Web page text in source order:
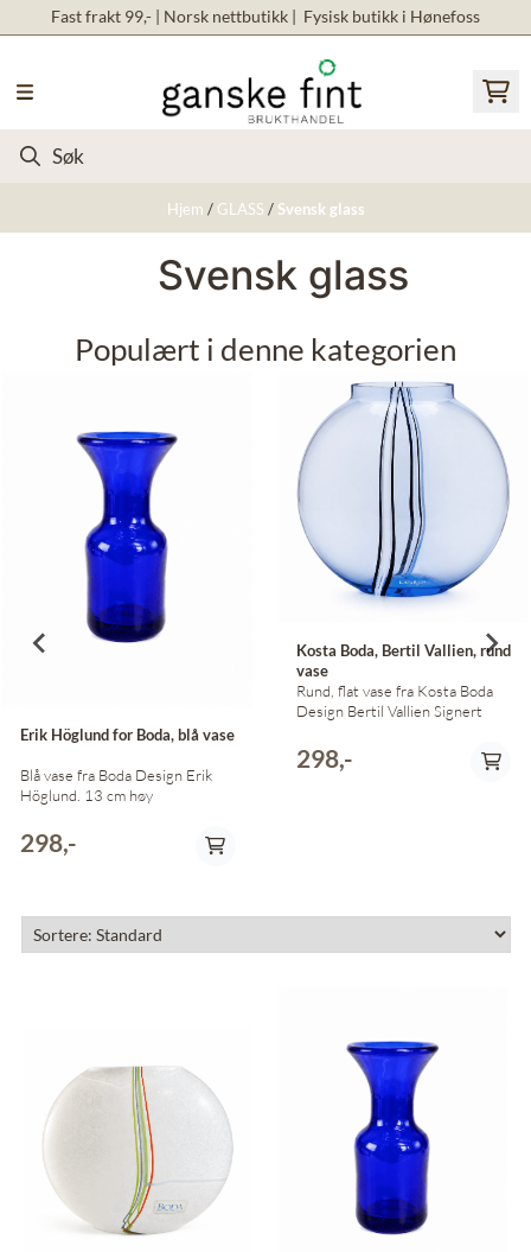
Hopp til innhold
Fast frakt 99,- | Norsk nettbutikk | Fysisk butikk i Hønefoss
Hjem / GLASS / Svensk glass
Svensk glass
Populært i denne kategorien
Erik Höglund for Boda, blå vase
Blå vase fra Boda Design Erik
Höglund. 13 cm høy
298,-
Kosta Boda, Bertil Vallien, rund
vase
Rund, flat vase fra Kosta Boda
298,-